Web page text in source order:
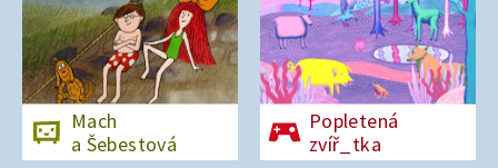
Mach
a Šebestová
Popletená
zvíř_tka